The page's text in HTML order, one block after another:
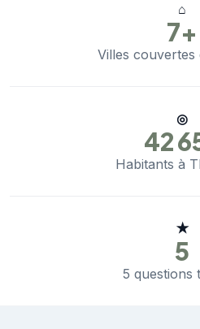
⌂
7+
Villes couvertes
◎
42
Habitants à
★
5
5 questions